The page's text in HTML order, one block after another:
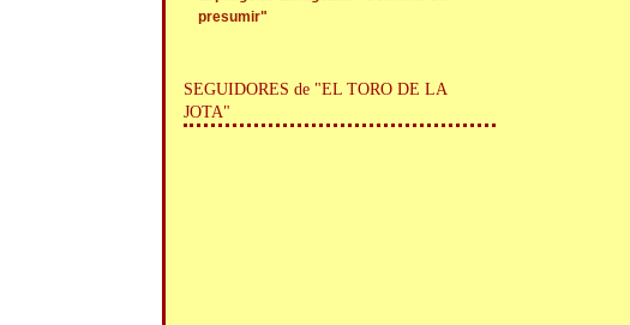
presumir"
SEGUIDORES de "EL TORO DE LA
JOTA"